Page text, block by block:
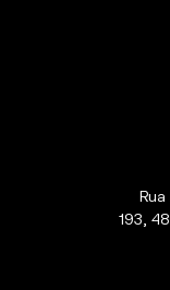
Rua
193,